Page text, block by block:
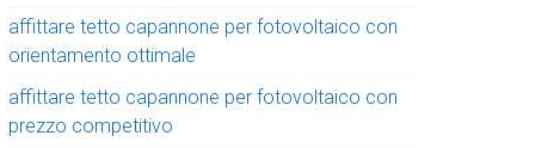
affittare tetto capannone per fotovoltaico con
orientamento ottimale
affittare tetto capannone per fotovoltaico con
prezzo competitivo